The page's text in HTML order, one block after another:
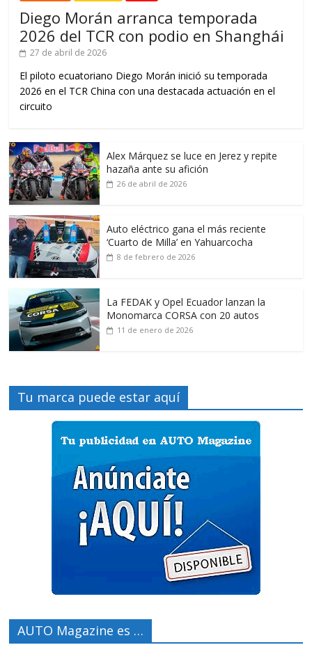
Diego Morán arranca temporada
2026 del TCR con podio en Shanghái
27 de abril de 2026
El piloto ecuatoriano Diego Morán inició su temporada
2026 en el TCR China con una destacada actuación en el
circuito
Alex Márquez se luce en Jerez y repite
hazaña ante su afición
26 de abril de 2026
Auto eléctrico gana el más reciente
‘Cuarto de Milla’ en Yahuarcocha
8 de febrero de 2026
La FEDAK y Opel Ecuador lanzan la
Monomarca CORSA con 20 autos
11 de enero de 2026
Tu marca puede estar aquí
AUTO Magazine es …